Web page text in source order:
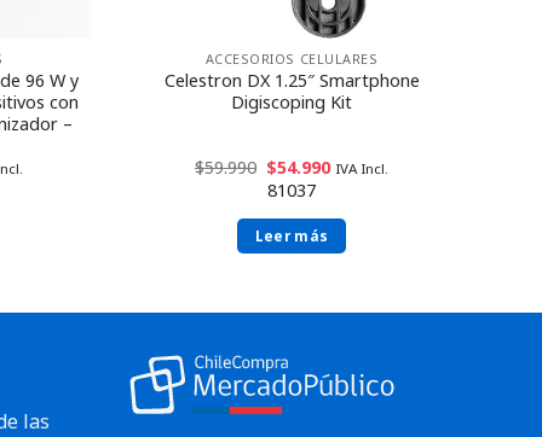
96 W y
con
–
ACCESORIOS CELULARES
Celestron DX 1.25″ Smartphone
Digiscoping Kit
$59.990 $54.990 IVA Incl.
81037
Leer más
las